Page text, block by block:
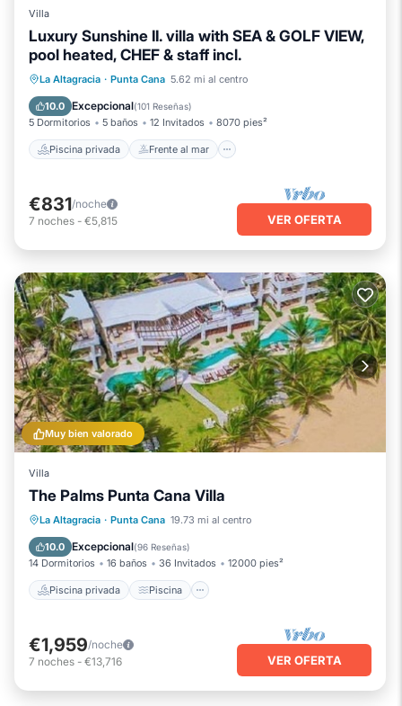
Villa
Luxury Sunshine II. villa with SEA & GOLF VIEW,
pool heated, CHEF & staff incl.
La Altagracia · Punta Cana 5.62 mi al centro
10.0 Excepcional(101 Reseñas)
5 Dormitorios 5 baños 12 Invitados 8070 pies²
Piscina privada Frente al mar
Piscina privada
Frente al mar
Piscina
Vista al mar
€831/noche
7 noches - €5,815 VER OFERTA
Muy bien valorado
Villa
The Palms Punta Cana Villa
La Altagracia · Punta Cana 19.73 mi al centro
10.0 Excepcional(96 Reseñas)
14 Dormitorios 16 baños 36 Invitados 12000 pies²
Piscina privada Piscina
Piscina privada
Piscina
Vista al mar
Balcón/Terraza
€1,959/noche
7 noches - €13,716 VER OFERTA